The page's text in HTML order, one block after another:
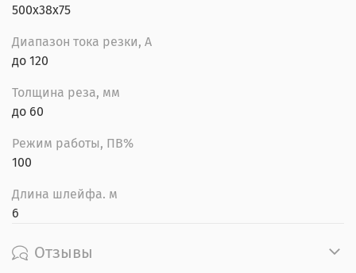
500x38x75
Диапазон тока резки, А
до 120
Толщина реза, мм
до 60
Режим работы, ПВ%
100
Длина шлейфа. м
6
Отзывы